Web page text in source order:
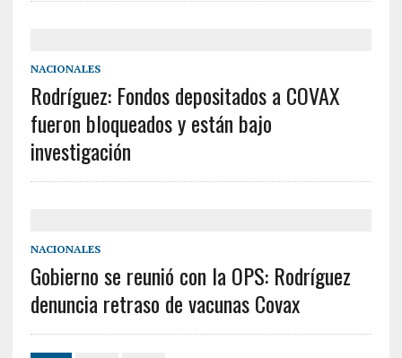
NACIONALES
Rodríguez: Fondos depositados a COVAX
fueron bloqueados y están bajo
investigación
NACIONALES
Gobierno se reunió con la OPS: Rodríguez
denuncia retraso de vacunas Covax